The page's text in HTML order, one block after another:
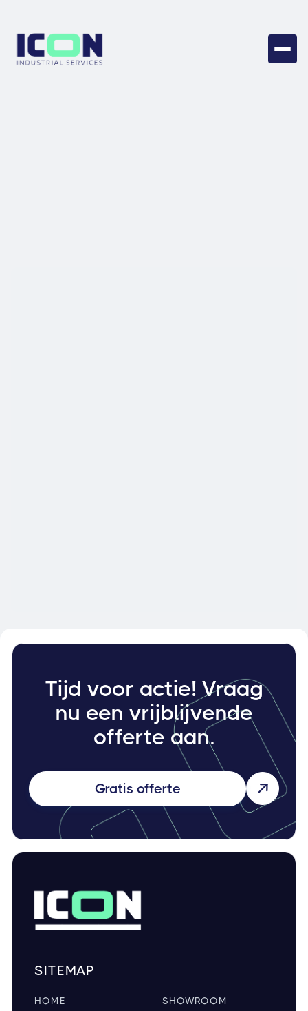
SITEMAP
HOME
SHOWROOM
Tijd voor actie! Vraag
nu een vrijblijvende
offerte aan.
Gratis offerte 